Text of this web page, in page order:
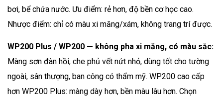
bơi, bể chứa nước. Ưu điểm: rẻ hơn, độ bền cơ học cao.
Nhược điểm: chỉ có màu xi măng/xám, không trang trí được.
WP200 Plus / WP200 — không pha xi măng, có màu sắc:
Màng sơn đàn hồi, che phủ vết nứt nhỏ, dùng tốt cho tường
ngoài, sân thượng, ban công có thẩm mỹ. WP200 cao cấp
hơn WP200 Plus: màng dày hơn, bền màu lâu hơn. Chọn